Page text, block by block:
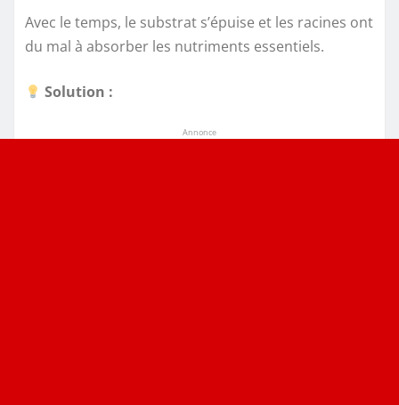
Avec le temps, le substrat s’épuise et les racines ont
du mal à absorber les nutriments essentiels.
Solution :
Annonce